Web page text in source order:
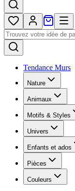
Tendance Murs
Nature
Animaux
Motifs & Styles
Univers
Enfants et ados
Pièces
Couleurs